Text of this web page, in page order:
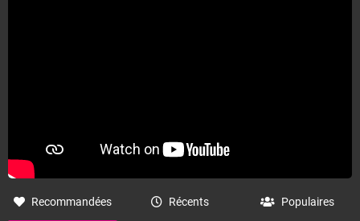
Recommandées Récents Populaires